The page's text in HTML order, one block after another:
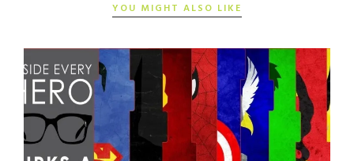
YOU MIGHT ALSO LIKE